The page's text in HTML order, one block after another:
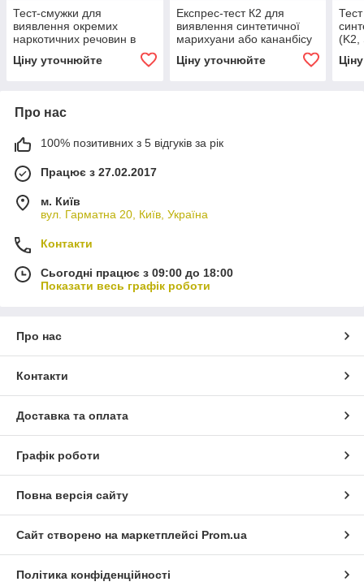
Тест-смужки для
виявлення окремих
наркотичних речовин в
Ціну уточнюйте
Експрес-тест К2 для
виявлення синтетичної
марихуани або кананбісу
Ціну уточнюйте
(K2,
Про нас
100% позитивних з 5 відгуків за рік
Працює з 27.02.2017
м. Київ
вул. Гарматна 20, Київ, Україна
Контакти
Сьогодні працює з 09:00 до 18:00
Показати весь графік роботи
Про нас
Контакти
Доставка та оплата
Графік роботи
Повна версія сайту
Сайт створено на маркетплейсі Prom.ua
Політика конфіденційності